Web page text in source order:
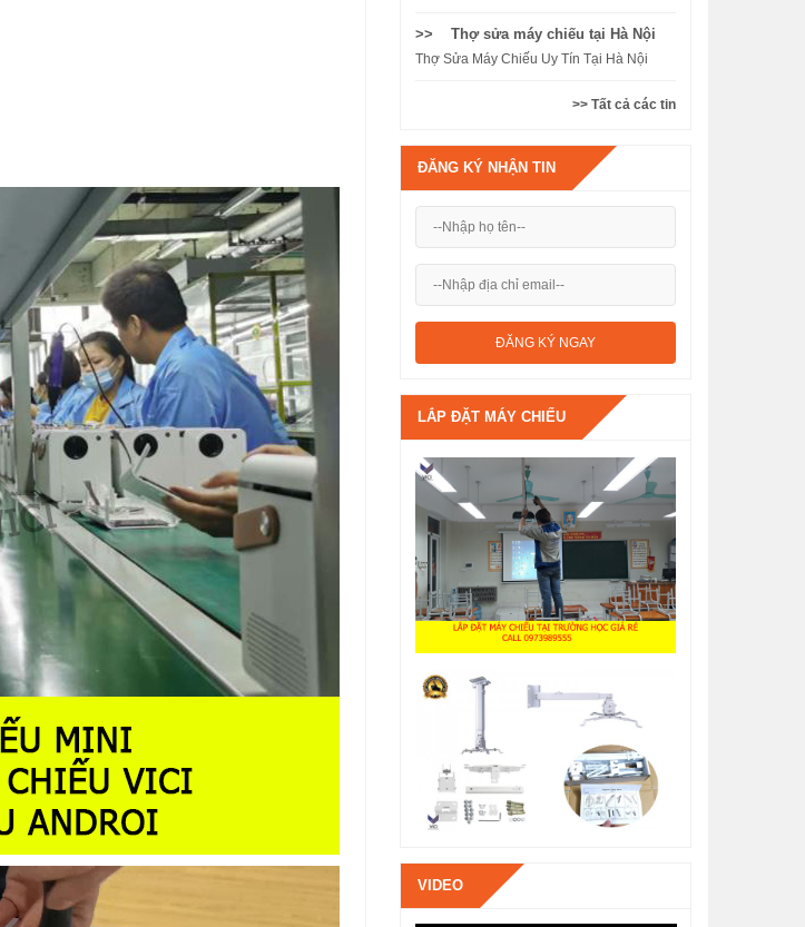
>> Thợ sửa máy chiếu tại Hà Nội
Thợ Sửa Máy Chiếu Uy Tín Tại Hà Nội
>> Tất cả các tin
ĐĂNG KÝ NHẬN TIN
LẮP ĐẶT MÁY CHIẾU
VIDEO